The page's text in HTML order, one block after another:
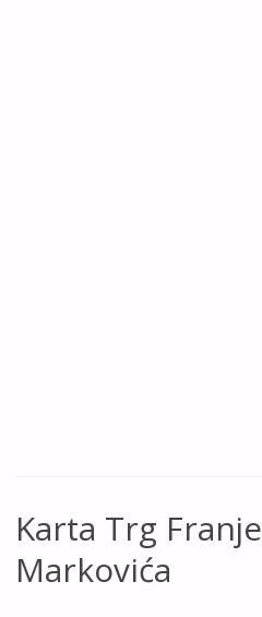
Karta Trg Franje
Markovića